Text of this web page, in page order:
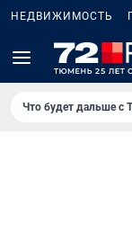
НЕДВИЖИМОСТЬ
Что будет дальше с